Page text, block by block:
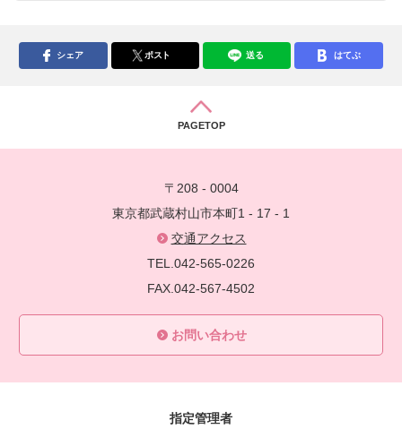
シェア ポスト 送る はてぶ
PAGETOP
〒208 - 0004
東京都武蔵村山市本町1 - 17 - 1
交通アクセス
TEL.042-565-0226
FAX.042-567-4502
お問い合わせ
指定管理者